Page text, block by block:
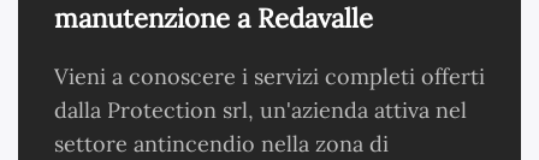
manutenzione a Redavalle
Vieni a conoscere i servizi completi offerti
dalla Protection srl, un'azienda attiva nel
settore antincendio nella zona di